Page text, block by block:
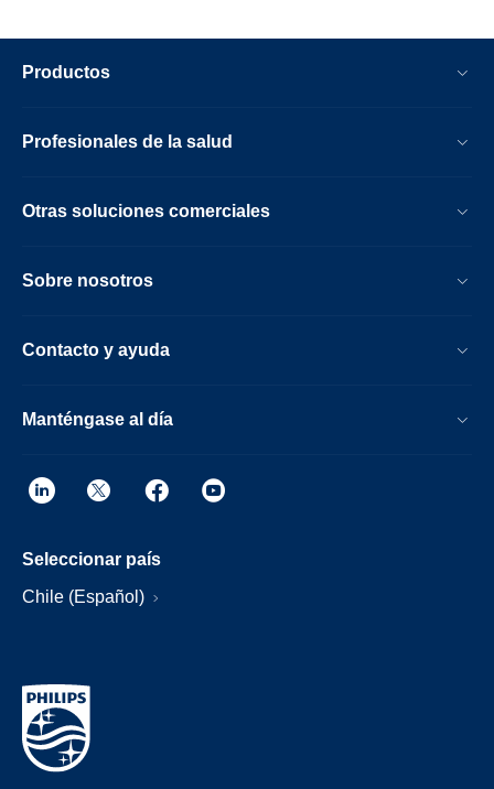
Productos
Profesionales de la salud
Otras soluciones comerciales
Sobre nosotros
Contacto y ayuda
Manténgase al día
Seleccionar país
Chile (Español)